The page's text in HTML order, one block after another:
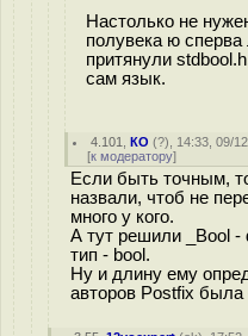
Настолько не
полувека ю
притянули
сам язык.
4.101 ,КО (?), 14:33, 09/
[к модератору]
Если быть точным,
назвали, чтоб не
много у кого.
А тут решили _Bool
тип - bool.
Ну и длину ему
авторов Postfix была